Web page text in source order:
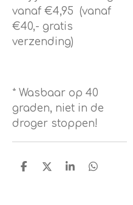
vanaf €4,95 (vanaf
€40,- gratis
verzending)
* Wasbaar op 40
graden, niet in de
droger stoppen!
D
D
S
D